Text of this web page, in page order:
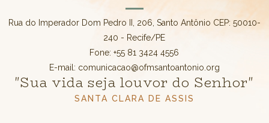
Rua do Imperador Dom Pedro II, 206, Santo Antônio CEP: 50010-
240 - Recife/PE
Fone: +55 81 3424 4556
E-mail: comunicacao@ofmsantoantonio.org
"Sua vida seja louvor do Senhor"
SANTA CLARA DE ASSIS